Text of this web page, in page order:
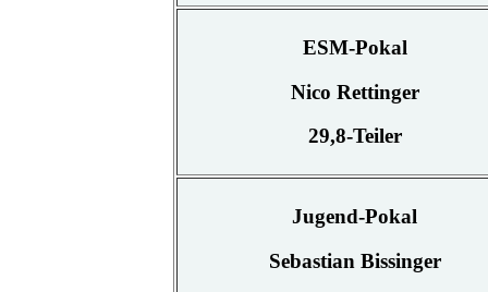
ESM-Pokal
Nico Rettinger
29,8-Teiler
Jugend-Pokal
Sebastian Bissinger